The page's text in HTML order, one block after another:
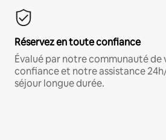
Réservez en toute confiance
Évalué par notre communauté de
confiance et notre assistance
séjour longue durée.